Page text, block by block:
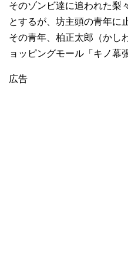
そのゾンビ達に追われた梨
とするが、坊主頭の青年に
その青年、柏正太郎（かし
ョッピングモール「キノ
広告